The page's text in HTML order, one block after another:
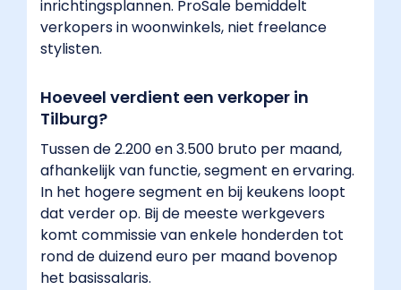
inrichtingsplannen. ProSale bemiddelt
verkopers in woonwinkels, niet freelance
stylisten.
Hoeveel verdient een verkoper in
Tilburg?
Tussen de 2.200 en 3.500 bruto per maand,
afhankelijk van functie, segment en ervaring.
In het hogere segment en bij keukens loopt
dat verder op. Bij de meeste werkgevers
komt commissie van enkele honderden tot
rond de duizend euro per maand bovenop
het basissalaris.